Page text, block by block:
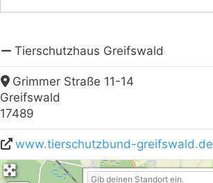
Tierschutzhaus Greifswald
Grimmer Straße 11-14
Greifswald
17489
www.tierschutzbund-greifswald.de